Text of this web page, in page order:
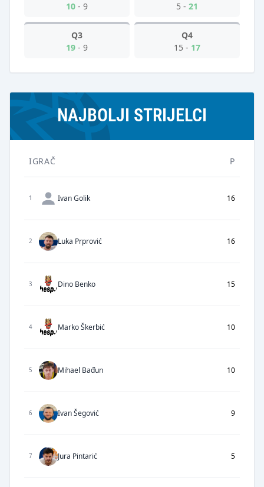
10 - 9
5 - 21
Q3
19 - 9
Q4
15 - 17
NAJBOLJI STRIJELCI
IGRAČ P
1 Ivan Golik 16
2 Luka Prprović 16
3 Dino Benko 15
4 Marko Škerbić 10
5 Mihael Bađun 10
6 Ivan Šegović 9
7 Jura Pintarić 5